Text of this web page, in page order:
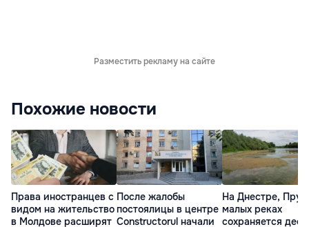
Разместить рекламу на сайте
Похожие новости
Права иностранцев с
видом на жительство
в Молдове расширят
После жалобы
постоялицы в центре
Constructorul начали
На Днестре,
малых реках
сохраняется